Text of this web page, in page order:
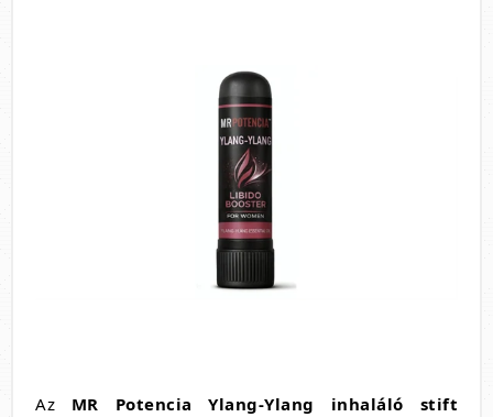
Az MR Potencia Ylang-Ylang inhaláló stift